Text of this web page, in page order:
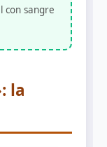
con sangre
la